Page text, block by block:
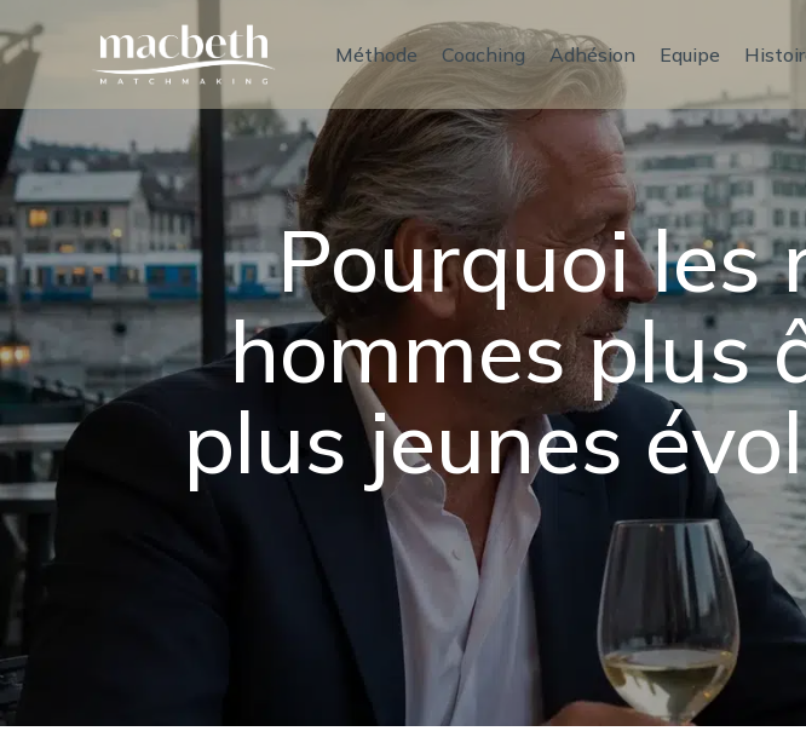
Méthode Coaching Adhésion Equipe
Pourquoi les
hommes plus
plus jeunes